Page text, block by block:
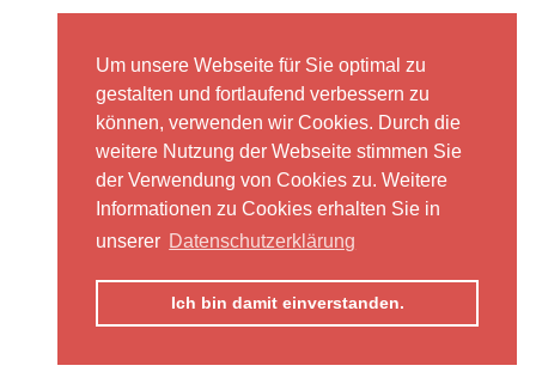
Um unsere Webseite für Sie optimal zu
gestalten und fortlaufend verbessern zu
können, verwenden wir Cookies. Durch die
weitere Nutzung der Webseite stimmen Sie
der Verwendung von Cookies zu. Weitere
Informationen zu Cookies erhalten Sie in
unserer Datenschutzerklärung
Ich bin damit einverstanden.